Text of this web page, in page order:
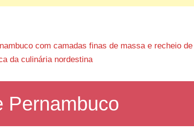
com camadas finas de massa e recheio de
da culinária nordestina
Pernambuco